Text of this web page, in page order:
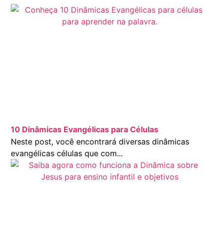
10 Dinâmicas Evangélicas para Células
Neste post, você encontrará diversas dinâmicas
evangélicas células que com...